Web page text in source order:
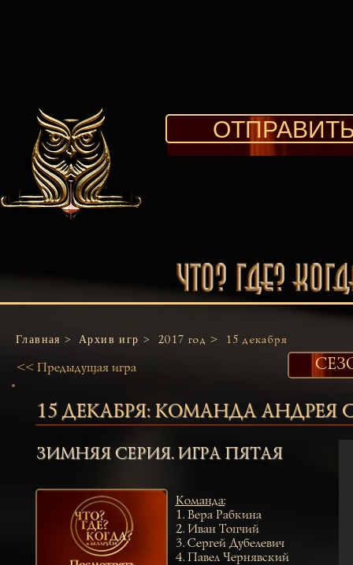
Главная > Архив игр > 2017 год > 15 декабря
<< Предыдущая игра
15 ДЕКАБРЯ: КОМАНДА АНДРЕЯ
ЗИМНЯЯ СЕРИЯ. ИГРА ПЯТАЯ
Команда:
1. Вера Рабкина
2. Иван Топчий
3. Сергей Дубелевич
4. Павел Чернявский